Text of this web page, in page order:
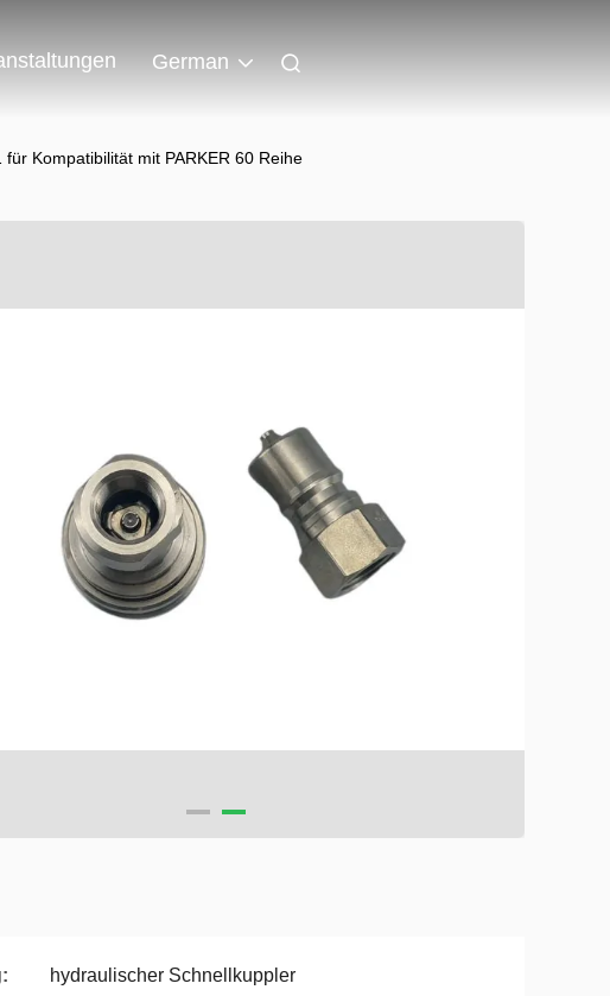
German
Kompatibilität mit PARKER 60 Reihe
hydraulischer Schnellkuppler